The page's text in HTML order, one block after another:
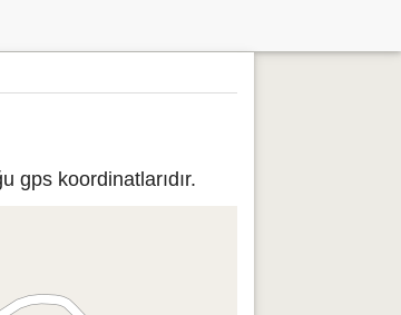
gps koordinatlarıdır.